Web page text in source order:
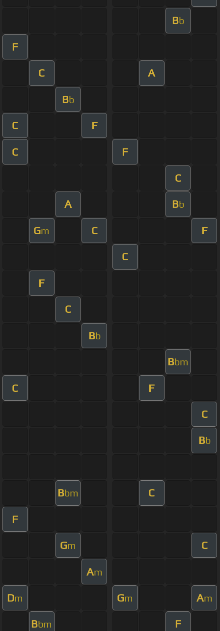
Bb
F
C A
Bb
C F
C F
C
A Bb
Gm C F
C
F
C
Bb
Bbm
C F
C
Bb
Bbm C
F
Gm C
Am
Dm Gm Am
Bbm F